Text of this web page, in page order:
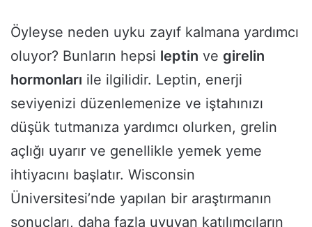
Öyleyse neden uyku zayıf kalmana yardımcı
oluyor? Bunların hepsi leptin ve girelin
hormonları ile ilgilidir. Leptin, enerji
seviyenizi düzenlemenize ve iştahınızı
düşük tutmanıza yardımcı olurken, grelin
açlığı uyarır ve genellikle yemek yeme
ihtiyacını başlatır. Wisconsin
Üniversitesi’nde yapılan bir araştırmanın
sonuçları, daha fazla uyuyan katılımcıların